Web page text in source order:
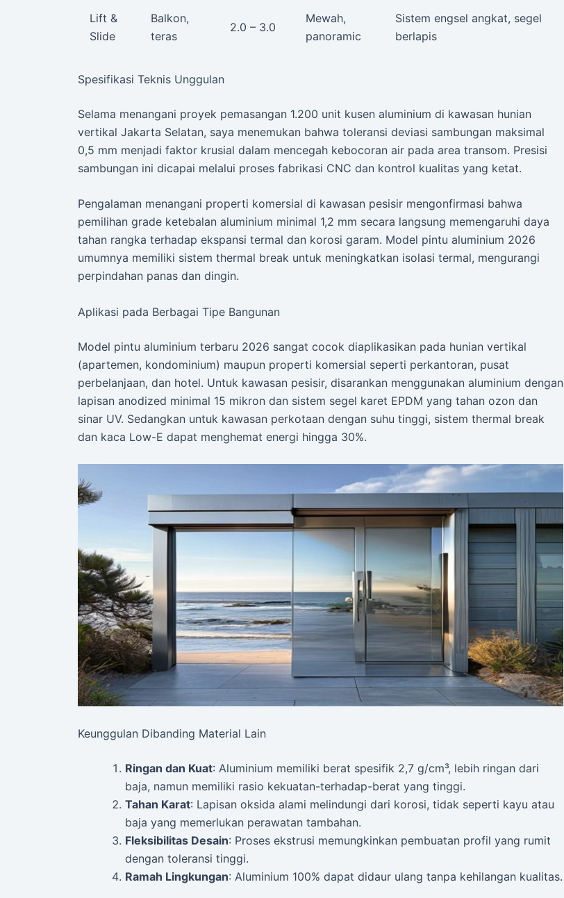
Lift &
Slide
Balkon,
teras
2.0 – 3.0
Mewah,
panoramic
Sistem engsel angkat, segel
berlapis
Spesifikasi Teknis Unggulan
Selama menangani proyek pemasangan 1.200 unit kusen aluminium di kawasan hunian
vertikal Jakarta Selatan, saya menemukan bahwa toleransi deviasi sambungan maksimal
0,5 mm menjadi faktor krusial dalam mencegah kebocoran air pada area transom. Presisi
sambungan ini dicapai melalui proses fabrikasi CNC dan kontrol kualitas yang ketat.
Pengalaman menangani properti komersial di kawasan pesisir mengonfirmasi bahwa
pemilihan grade ketebalan aluminium minimal 1,2 mm secara langsung memengaruhi daya
tahan rangka terhadap ekspansi termal dan korosi garam. Model pintu aluminium 2026
umumnya memiliki sistem thermal break untuk meningkatkan isolasi termal, mengurangi
perpindahan panas dan dingin.
Aplikasi pada Berbagai Tipe Bangunan
Model pintu aluminium terbaru 2026 sangat cocok diaplikasikan pada hunian vertikal
(apartemen, kondominium) maupun properti komersial seperti perkantoran, pusat
perbelanjaan, dan hotel. Untuk kawasan pesisir, disarankan menggunakan aluminium dengan
lapisan anodized minimal 15 mikron dan sistem segel karet EPDM yang tahan ozon dan
sinar UV. Sedangkan untuk kawasan perkotaan dengan suhu tinggi, sistem thermal break
dan kaca Low-E dapat menghemat energi hingga 30%.
Keunggulan Dibanding Material Lain
Ringan dan Kuat: Aluminium memiliki berat spesifik 2,7 g/cm³, lebih ringan dari
baja, namun memiliki rasio kekuatan-terhadap-berat yang tinggi.
Tahan Karat: Lapisan oksida alami melindungi dari korosi, tidak seperti kayu atau
baja yang memerlukan perawatan tambahan.
Fleksibilitas Desain: Proses ekstrusi memungkinkan pembuatan profil yang rumit
dengan toleransi tinggi.
Ramah Lingkungan: Aluminium 100% dapat didaur ulang tanpa kehilangan kualitas.